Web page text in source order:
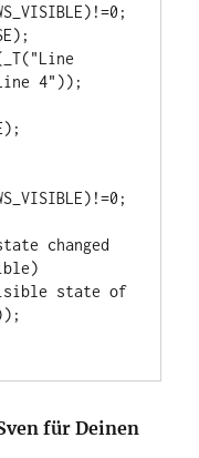
4"));
für Deinen